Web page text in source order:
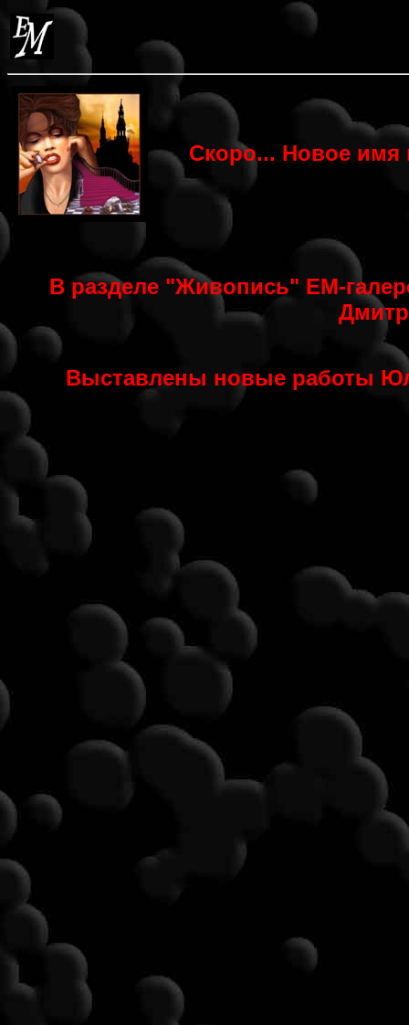
Скоро... Новое имя
В разделе "Живопись" ЕМ-
Выставлены новые работы